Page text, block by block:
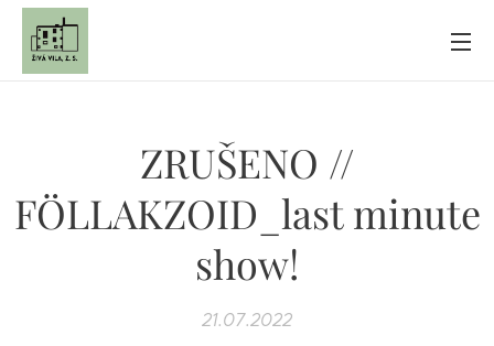
ZRUŠENO //
FÖLLAKZOID_last minute
show!
21.07.2022